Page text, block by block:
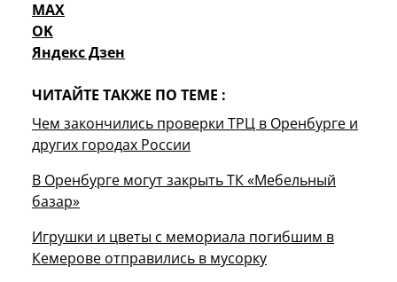
MAX
OK
Яндекс Дзен
ЧИТАЙТЕ ТАКЖЕ ПО ТЕМЕ :
Чем закончились проверки ТРЦ в Оренбурге и
других городах России
В Оренбурге могут закрыть ТК «Мебельный
базар»
Игрушки и цветы с мемориала погибшим в
Кемерове отправились в мусорку